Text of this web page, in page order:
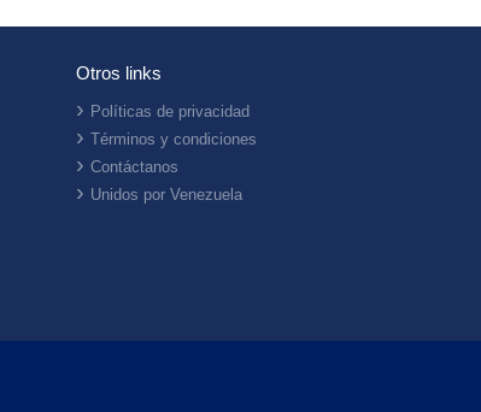
Otros links
Políticas de privacidad
Términos y condiciones
Contáctanos
Unidos por Venezuela